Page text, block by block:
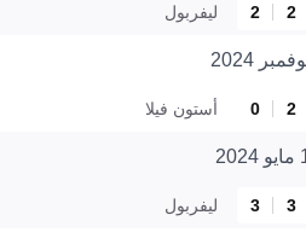
2
2 ليفربول
2
0 أستون فيلا
3
3 ليفربول